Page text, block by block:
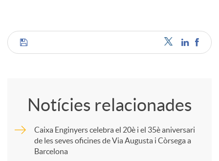
C
Notícies relacionades
Caixa Enginyers celebra el 20è i el 35è aniversari
de les seves oficines de Via Augusta i Còrsega a
Barcelona